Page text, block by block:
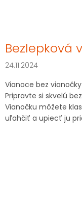
Bezlepková
24.11.2024
Vianoce bez
Pripravte si skvelú
Vianočku môžete
uľahčiť a upiecť ju